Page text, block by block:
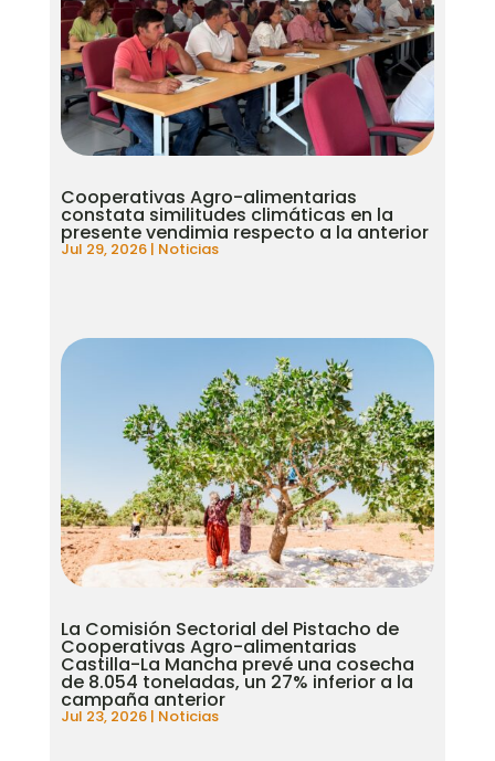
Cooperativas Agro-alimentarias
constata similitudes climáticas en la
presente vendimia respecto a la anterior
Jul 29, 2026| Noticias
La Comisión Sectorial del Pistacho de
Cooperativas Agro-alimentarias
Castilla-La Mancha prevé una cosecha
de 8.054 toneladas, un 27% inferior a la
campaña anterior
Jul 23, 2026| Noticias